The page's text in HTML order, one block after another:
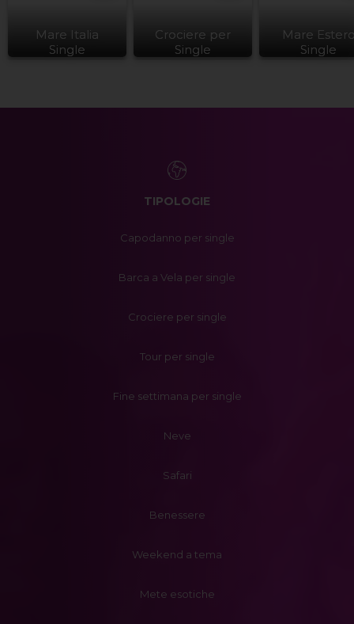
Mare Italia
Single
Crociere per
Single
Mare
Single
TIPOLOGIE
Capodanno per single
Barca a Vela per single
Crociere per single
Tour per single
Fine settimana per single
Neve
Safari
Benessere
Weekend a tema
Mete esotiche